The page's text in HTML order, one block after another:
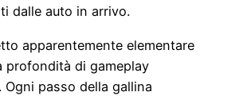
dalle auto in arrivo.
apparentemente elementare
profondità di gameplay
Ogni passo della gallina